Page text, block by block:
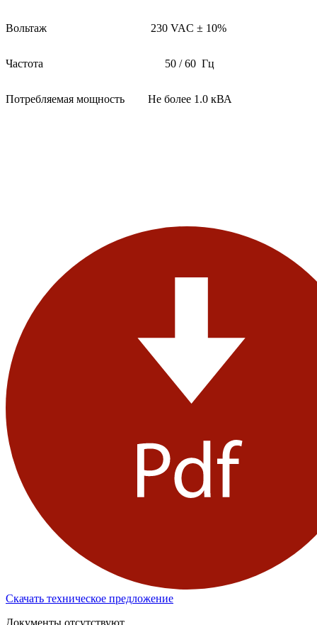
Вольтаж 230 VAC ± 10%
Частота 50 / 60 Гц
Потребляемая мощность Не более 1.0 кВА
Скачать техническое предложение